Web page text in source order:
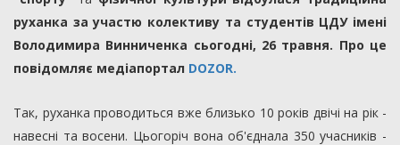
руханка за участю колективу та студентів ЦДУ імені
Володимира Винниченка сьогодні, 26 травня. Про це
повідомляє медіапортал DOZOR.
Так, руханка проводиться вже близько 10 років двічі на рік -
навесні та восени. Цьогоріч вона об'єднала 350 учасників -